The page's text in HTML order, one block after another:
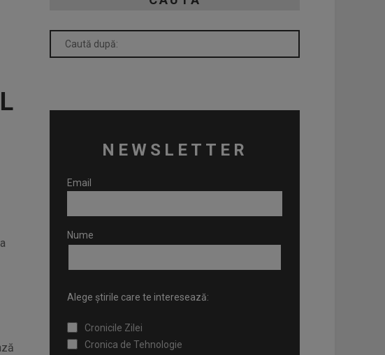
NEWSLETTER
Email
Nume
Alege știrile care te interesează:
Cronicile Zilei
Cronica de Tehnologie